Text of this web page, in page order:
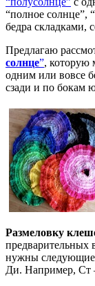
“полное солнце”,
бедра складками,
Предлагаю
солнце”, которую
одним или вовсе
сзади и по бокам
Размеловку
предварительных
нужны следующие
Ди. Например, Ст